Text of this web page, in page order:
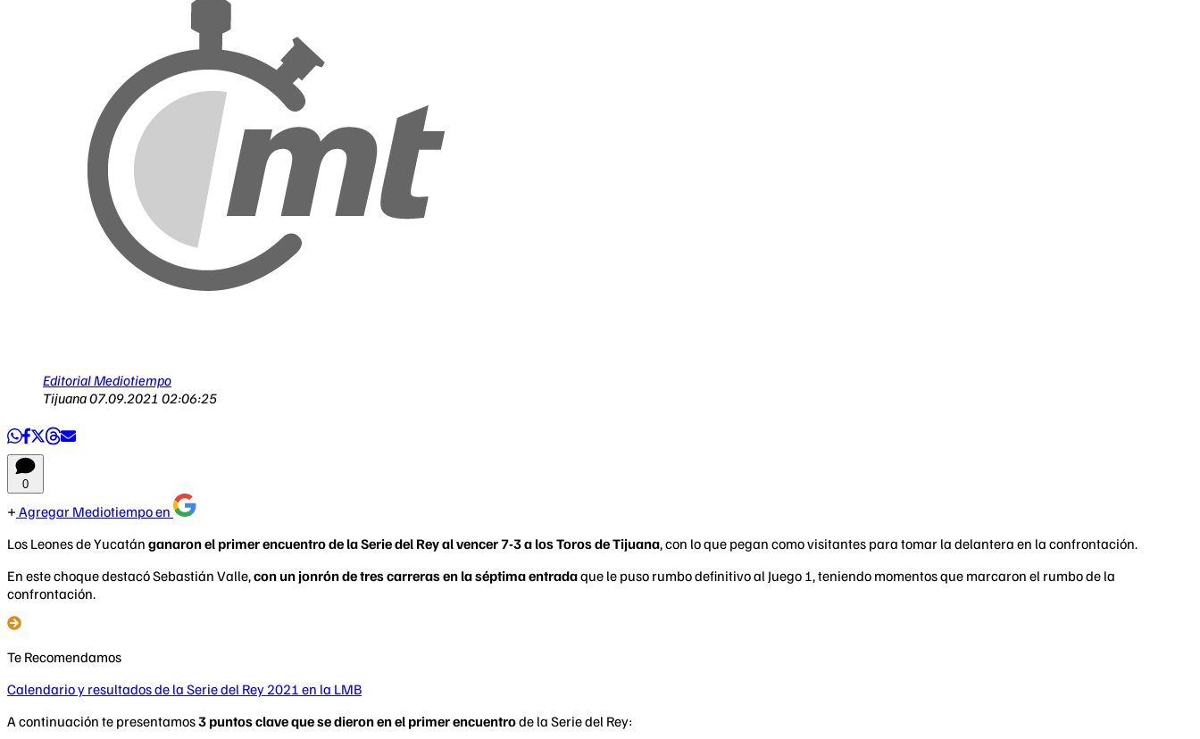
Editorial Mediotiempo
Tijuana07.09.2021 02:06:25
0
Agregar Mediotiempo en
Los Leones de Yucatán ganaron el primer encuentro de la Serie del Rey al vencer 7-3 a los Toros de Tijuana, con lo que pegan como visitantes para tomar la delantera en la confrontación.
En este choque destacó Sebastián Valle,con un jonrón de tres carreras en la séptima entradaque le puso rumbo definitivo al Juego 1, teniendo momentos que marcaron el rumbo de la
confrontación.
Te Recomendamos
Calendario y resultados de la Serie del Rey 2021 en la LMB
A continuación te presentamos3 puntos clave que se dieron en el primer encuentrode la Serie del Rey: